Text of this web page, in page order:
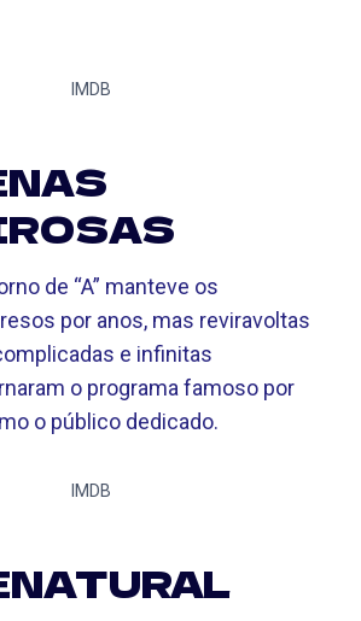
IMDB
de “A” manteve os
por anos, mas reviravoltas
e infinitas
o programa famoso por
o público dedicado.
IMDB